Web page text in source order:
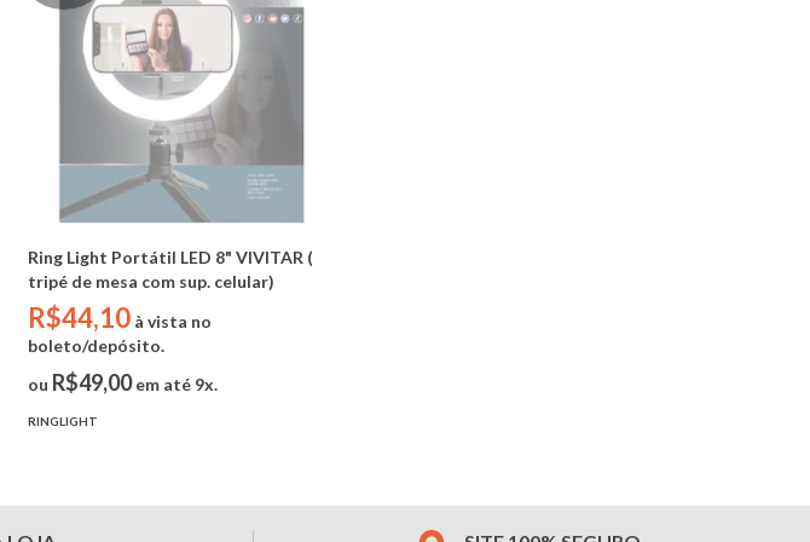
Ring Light Portátil LED 8" VIVITAR (
tripé de mesa com sup. celular)
R$44,10 à vista no
boleto/depósito.
ou R$49,00em até 9x.
RINGLIGHT